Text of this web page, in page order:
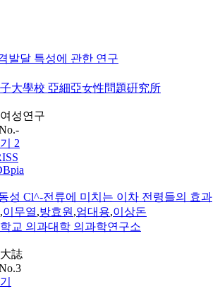
발달 특성에 관한 연구
大學校 亞細亞女性問題硏究所
성연구
2
성 Cl^-전류에 미치는 이차 전령들의 효과
,이무열,방효원,엄대용,이상돈
교 의과대학 의과학연구소
誌